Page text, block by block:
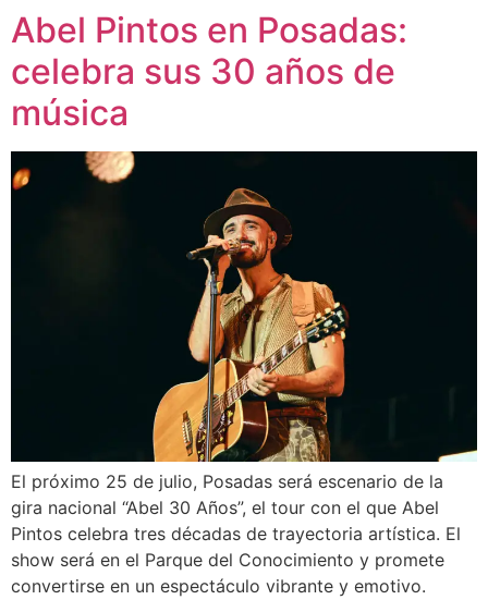
Abel Pintos en Posadas:
celebra sus 30 años de
música
El próximo 25 de julio, Posadas será escenario de la
gira nacional “Abel 30 Años”, el tour con el que Abel
Pintos celebra tres décadas de trayectoria artística. El
show será en el Parque del Conocimiento y promete
convertirse en un espectáculo vibrante y emotivo.